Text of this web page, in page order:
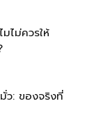
ไม่ควรให้
ว: ของจริงที่